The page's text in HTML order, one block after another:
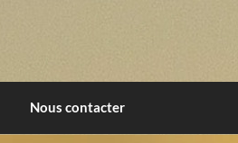
Nous contacter